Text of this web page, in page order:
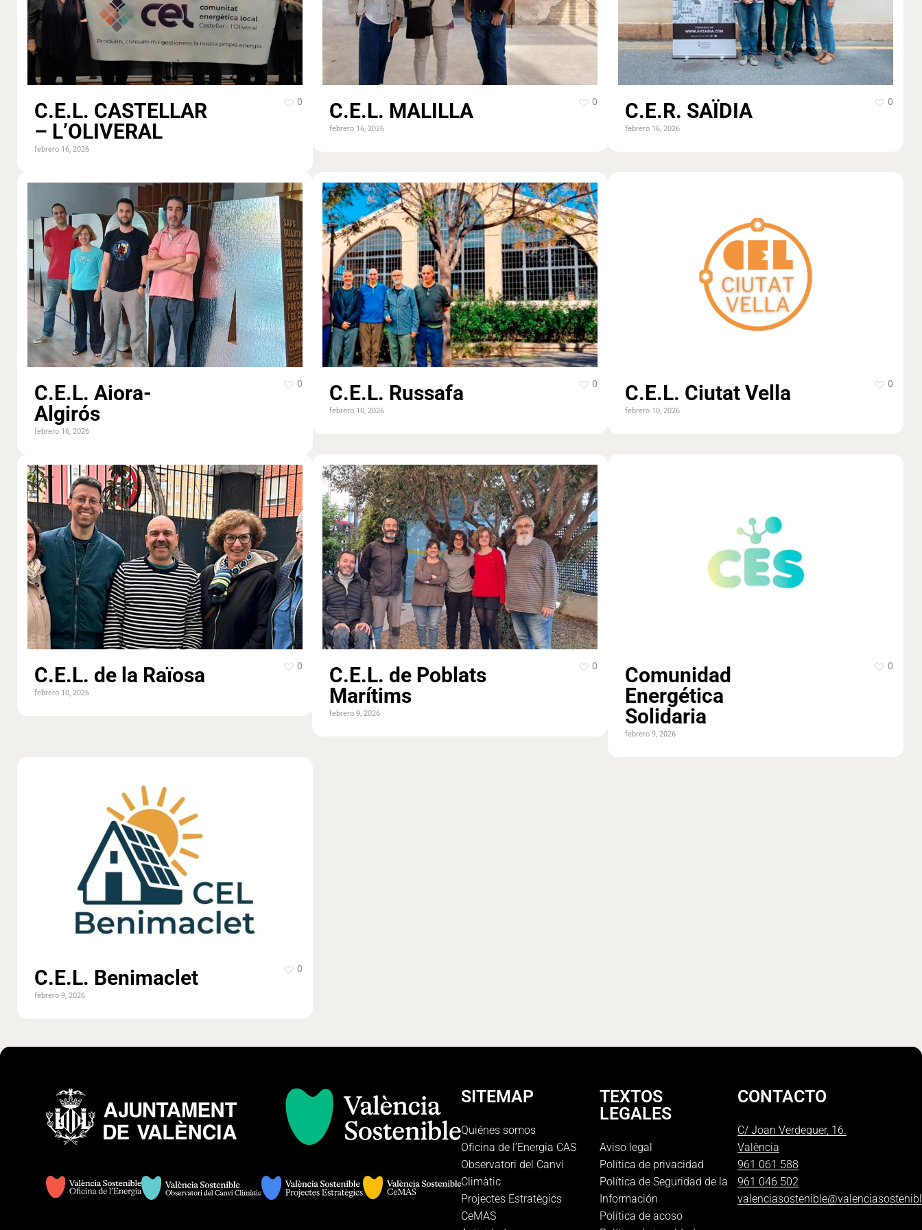
C.E.L. CASTELLAR
– L’OLIVERAL
febrero 16, 2026
0 C.E.L. MALILLA
febrero 16, 2026
0 C.E.R. SAÏDIA
febrero 16, 2026
0
C.E.L. Aiora-
Algirós
febrero 16, 2026
0 C.E.L. Russafa
febrero 10, 2026
0 C.E.L. Ciutat Vella
febrero 10, 2026
0
C.E.L. de la Raïosa
febrero 10, 2026
0
C.E.L. de Poblats
Marítims
febrero 9, 2026
0
Comunidad
Energética
Solidaria
febrero 9, 2026
0
C.E.L. Benimaclet
febrero 9, 2026
0
SITEMAP
Quiénes somos
Oficina de l’Energia CAS
Observatori del Canvi
Climàtic
Projectes Estratègics
CeMAS
TEXTOS
LEGALES
Aviso legal
Política de privacidad
Política de Seguridad de la
Información
Política de acoso
CONTACTO
C/ Joan Verdeguer, 16.
València
961 061 588
961 046 502